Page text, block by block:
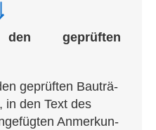
geprüf­ten
geprüf­ten Bau­trä­
in den Text des
Anmer­kun­